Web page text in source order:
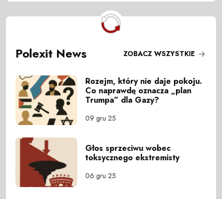
Polexit News ZOBACZ WSZYSTKIE
Rozejm, który nie daje pokoju.
Co naprawdę oznacza „plan
Trumpa” dla Gazy?
09 gru 25
Głos sprzeciwu wobec
toksycznego ekstremisty
06 gru 25